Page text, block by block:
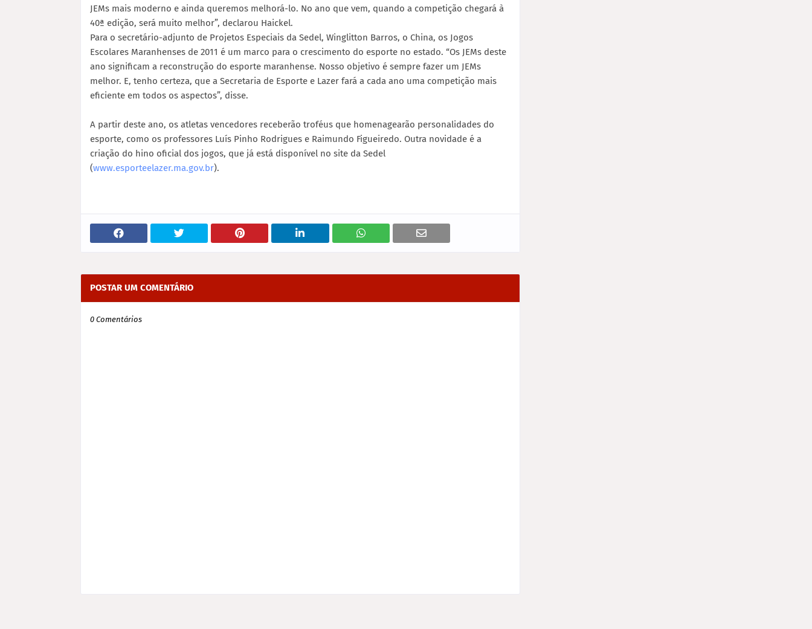
JEMs mais moderno e ainda queremos melhorá-lo. No ano que vem, quando a competição chegará à
40ª edição, será muito melhor”, declarou Haickel.
Para o secretário-adjunto de Projetos Especiais da Sedel, Winglitton Barros, o China, os Jogos
Escolares Maranhenses de 2011 é um marco para o crescimento do esporte no estado. “Os JEMs deste
ano significam a reconstrução do esporte maranhense. Nosso objetivo é sempre fazer um JEMs
melhor. E, tenho certeza, que a Secretaria de Esporte e Lazer fará a cada ano uma competição mais
eficiente em todos os aspectos”, disse.
A partir deste ano, os atletas vencedores receberão troféus que homenagearão personalidades do
esporte, como os professores Luís Pinho Rodrigues e Raimundo Figueiredo. Outra novidade é a
criação do hino oficial dos jogos, que já está disponível no site da Sedel
(www.esporteelazer.ma.gov.br).
POSTAR UM COMENTÁRIO
0 Comentários